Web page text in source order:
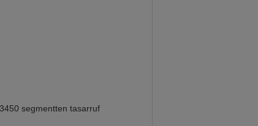
segmentten tasarruf